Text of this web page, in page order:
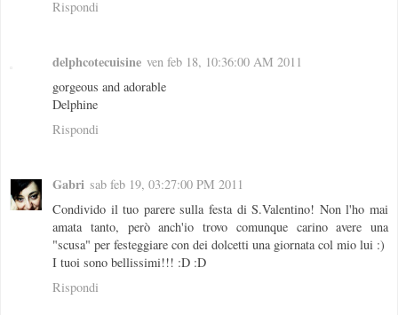
Rispondi
delphcotecuisine ven feb 18, 10:36:00 AM 2011
gorgeous and adorable
Delphine
Rispondi
Gabri sab feb 19, 03:27:00 PM 2011
Condivido il tuo parere sulla festa di S.Valentino! Non l'ho mai
amata tanto, però anch'io trovo comunque carino avere una
"scusa" per festeggiare con dei dolcetti una giornata col mio lui :)
I tuoi sono bellissimi!!! :D :D
Rispondi